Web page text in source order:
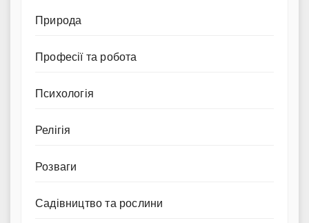
Природа
Професії та робота
Психологія
Релігія
Розваги
Садівництво та рослини